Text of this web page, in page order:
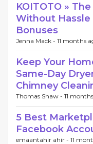
KOITOTO »
Without
Bonuses
Jenna Mack - 11 months
Keep Your
Same-Day
Chimney
Thomas Shaw - 11
5 Best
Facebook
emaantahir ahir - 11